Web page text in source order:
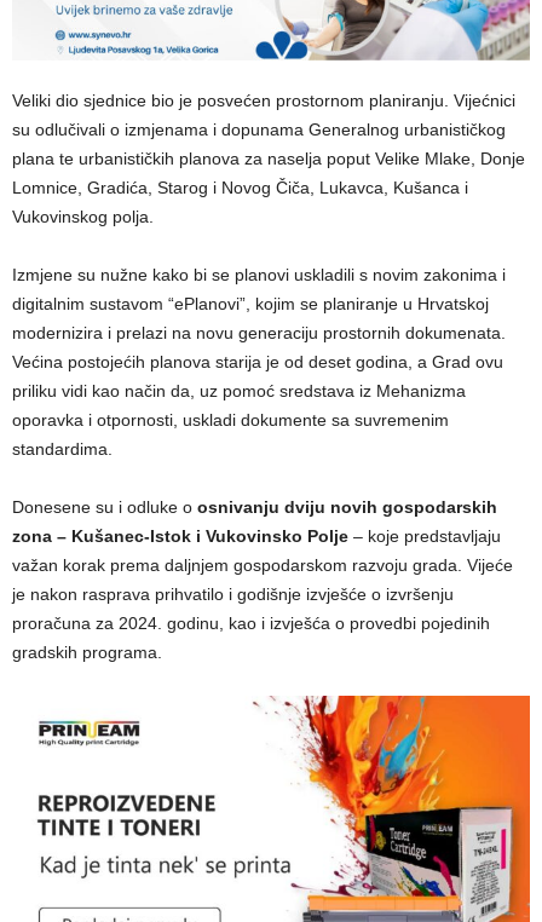
Veliki dio sjednice bio je posvećen prostornom planiranju. Vijećnici
su odlučivali o izmjenama i dopunama Generalnog urbanističkog
plana te urbanističkih planova za naselja poput Velike Mlake, Donje
Lomnice, Gradića, Starog i Novog Čiča, Lukavca, Kušanca i
Vukovinskog polja.
Izmjene su nužne kako bi se planovi uskladili s novim zakonima i
digitalnim sustavom “ePlanovi”, kojim se planiranje u Hrvatskoj
modernizira i prelazi na novu generaciju prostornih dokumenata.
Većina postojećih planova starija je od deset godina, a Grad ovu
priliku vidi kao način da, uz pomoć sredstava iz Mehanizma
oporavka i otpornosti, uskladi dokumente sa suvremenim
standardima.
Donesene su i odluke o osnivanju dviju novih gospodarskih
zona – Kušanec-Istok i Vukovinsko Polje – koje predstavljaju
važan korak prema daljnjem gospodarskom razvoju grada. Vijeće
je nakon rasprava prihvatilo i godišnje izvješće o izvršenju
proračuna za 2024. godinu, kao i izvješća o provedbi pojedinih
gradskih programa.